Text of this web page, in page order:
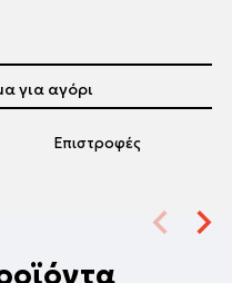
Επιστροφές
για αγόρι